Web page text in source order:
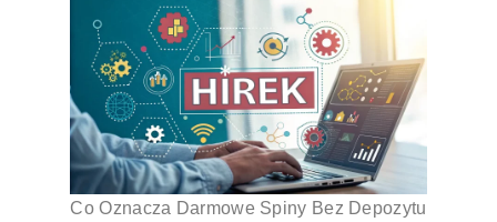
Co Oznacza Darmowe Spiny Bez Depozytu